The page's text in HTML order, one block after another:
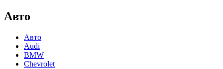
Авто
Авто
Audi
BMW
Chevrolet